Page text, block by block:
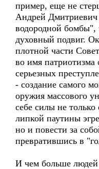
пример, еще не
Андрей Дмитриевич
водородной
духовный подвиг.
плотной части
во имя патриотизма
серьезных
- создание самого
оружия массового
себе силы не только
липкой паутины
но и повести за
превратившись в
И чем больше